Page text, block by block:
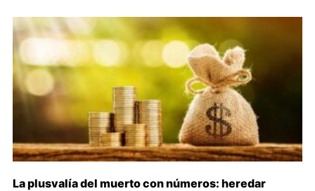
La plusvalía del muerto con números: heredar